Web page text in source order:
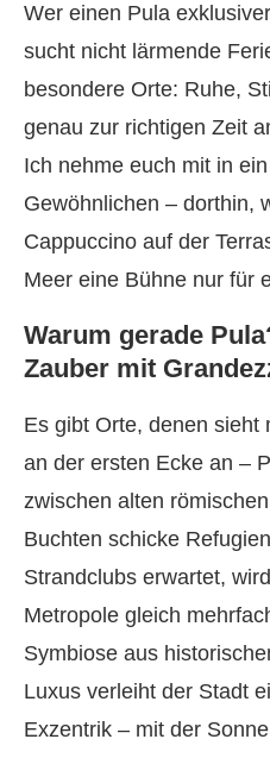
Wer einen Pula
sucht nicht lärmende
besondere Orte: Ruhe,
genau zur richtigen Zeit
Ich nehme euch mit in
Gewöhnlichen – dorthin,
Cappuccino auf der
Meer eine Bühne nur für
Warum gerade
Zauber mit
Es gibt Orte, denen sieht
an der ersten Ecke an –
zwischen alten
Buchten schicke
Strandclubs erwartet,
Metropole gleich
Symbiose aus
Luxus verleiht der Stadt
Exzentrik – mit der